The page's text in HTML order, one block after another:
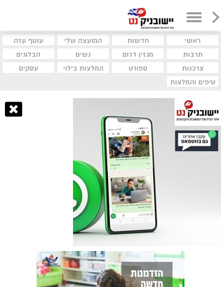
ראשי חדשות המועצה שלי
עוטף עזה
תרבות
מגזין דרום נשים
הבלוגים
צרכנות
ספורט המלצות בילוי
עסקים
טיפים והמלצות